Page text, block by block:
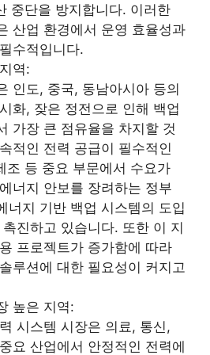
중단을 방지합니다. 이러한
산업 환경에서 운영 효율성과
수적입니다.
역:
인도, 중국, 동남아시아 등의
화, 잦은 정전으로 인해 백업
가장 큰 점유율을 차지할 것
적인 전력 공급이 필수적인
조 등 중요 부문에서 수요가
너지 안보를 장려하는 정부
너지 기반 백업 시스템의 도입
진하고 있습니다. 또한 이 지
프로젝트가 증가함에 따라
루션에 대한 필요성이 커지고
높은 지역:
시스템 시장은 의료, 통신,
요 산업에서 안정적인 전력에